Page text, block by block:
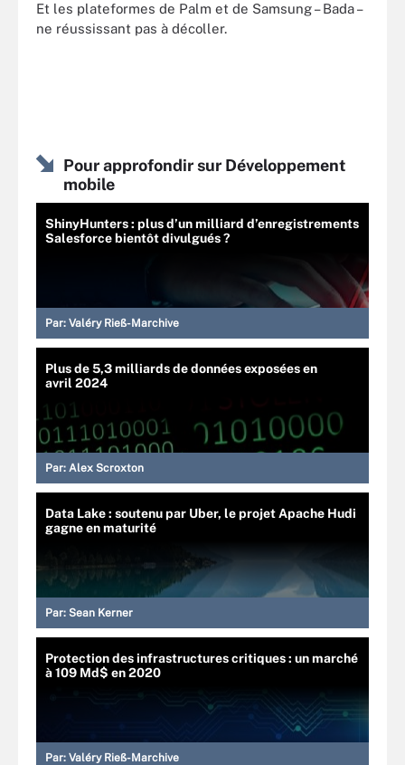
Et les plateformes de Palm et de Samsung – Bada –
ne réussissant pas à décoller.
Pour approfondir sur Développement
mobile
ShinyHunters : plus d’un milliard d’enregistrements
Salesforce bientôt divulgués ?
Par: Valéry Rieß-Marchive
Plus de 5,3 milliards de données exposées en
avril 2024
Par: Alex Scroxton
Data Lake : soutenu par Uber, le projet Apache Hudi
gagne en maturité
Par: Sean Kerner
Protection des infrastructures critiques : un marché
à 109 Md$ en 2020
Par: Valéry Rieß-Marchive